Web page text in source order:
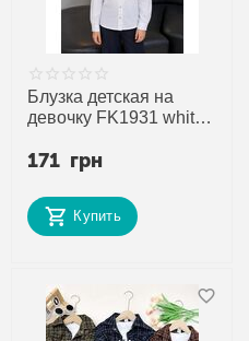
Блузка детская на
девочку FK1931 white
недорого оптом от
171 грн
Купить